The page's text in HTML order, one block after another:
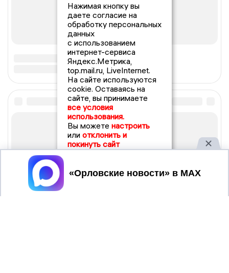
Нажимая кнопку вы
даете согласие на
обработку персональных
данных
с использованием
интернет-сервиса
Яндекс.Метрика,
top.mail.ru, LiveInternet.
На сайте используются
cookie. Оставаясь на
сайте, вы принимаете
все условия
использования.
Вы можете настроить
или отклонить и
покинуть сайт
Принять